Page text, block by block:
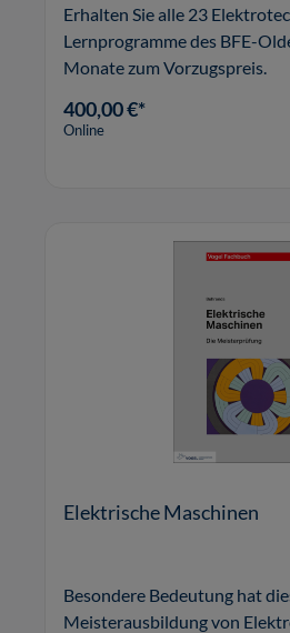
Erhalten Sie alle 23
Lernprogramme des BFE-
Monate zum Vorzugspreis.
400,00 €*
Online
Elektrische Maschinen
Besondere Bedeutung hat
Meisterausbildung von